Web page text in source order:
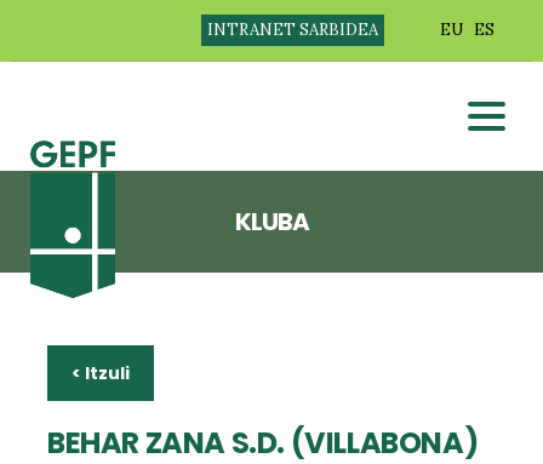
INTRANET SARBIDEA EU ES
KLUBA
< Itzuli
BEHAR ZANA S.D. (VILLABONA)